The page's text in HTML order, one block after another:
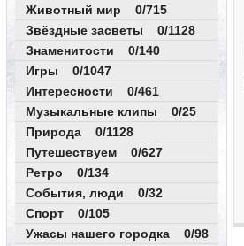
Животный мир 0/715
Звёздные засветы 0/1128
Знаменитости 0/140
Игры 0/1047
Интересности 0/461
Музыкальные клипы 0/25
Природа 0/1128
Путешествуем 0/627
Ретро 0/134
События, люди 0/32
Спорт 0/105
Ужасы нашего городка 0/98